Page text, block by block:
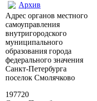
Архив
Адрес органов местного
самоуправления
внутригородского
муниципального
образования города
федерального значения
Санкт-Петербурга
поселок Смолячково
197720